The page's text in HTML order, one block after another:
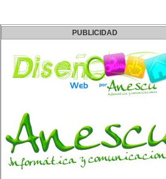
PUBLICIDAD